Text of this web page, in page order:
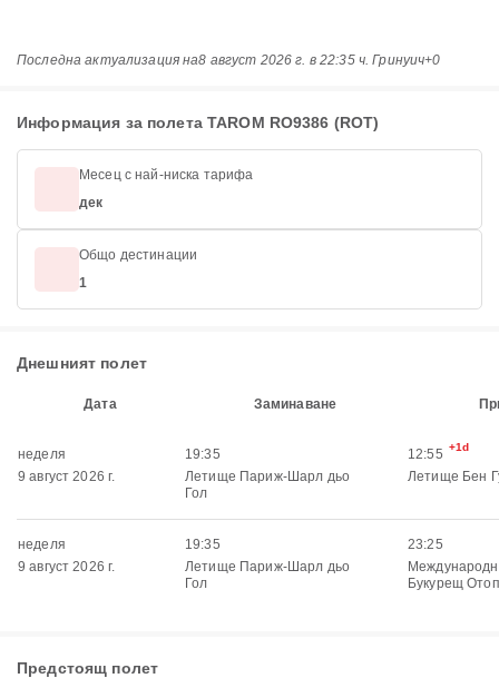
Последна актуализация на8 август 2026 г. в 22:35 ч. Гринуич+0
Информация за полета TAROM RO9386 (ROT)
Месец с най-ниска тарифа
дек
Общо дестинации
1
Днешният полет
Дата Заминаване
неделя
9 август 2026 г.
19:35
Летище Париж-Шарл дьо
Гол
12:55 +1d
Летище Бен
неделя
9 август 2026 г.
19:35
Летище Париж-Шарл дьо
Гол
23:25
Букурещ
Предстоящ полет